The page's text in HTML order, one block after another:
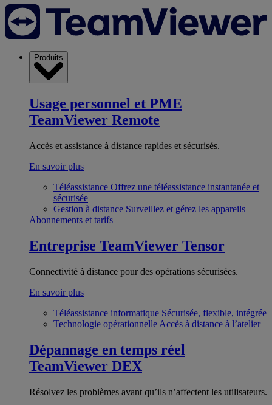
Produits
Usage personnel et PME
TeamViewer Remote
Accès et assistance à distance rapides et sécurisés.
En savoir plus
Téléassistance Offrez une téléassistance instantanée et
sécurisée
Gestion à distance Surveillez et gérez les appareils
Abonnements et tarifs
Entreprise TeamViewer Tensor
Connectivité à distance pour des opérations sécurisées.
En savoir plus
Téléassistance informatique Sécurisée, flexible, intégrée
Technologie opérationnelle Accès à distance à l’atelier
Dépannage en temps réel
TeamViewer DEX
Résolvez les problèmes avant qu’ils n’affectent les utilisateurs.